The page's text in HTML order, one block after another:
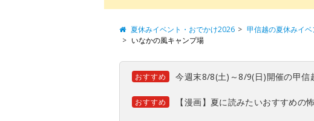
夏休みイベント・おでかけ2026 甲信越の夏休みイ
いなかの風キャンプ場
おすすめ 今週末8/8(土)～8/9(日)開催の甲信
おすすめ 【漫画】夏に読みたいおすすめの